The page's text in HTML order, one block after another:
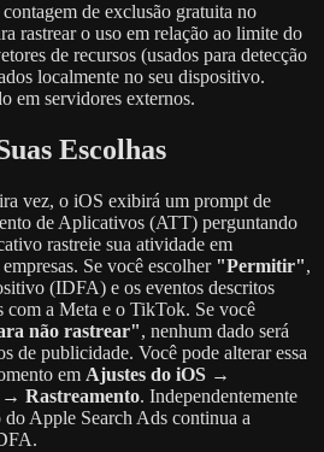
de exclusão gratuita no
rastrear o uso em relação ao limite do
de recursos (usados para detecção
localmente no seu dispositivo.
em servidores externos.
Escolhas
vez, o iOS exibirá um prompt de
de Aplicativos (ATT) perguntando
rastreie sua atividade em
Se você escolher "Permitir",
(IDFA) e os eventos descritos
com a Meta e o TikTok. Se você
não rastrear", nenhum dado será
de publicidade. Você pode alterar essa
em Ajustes do iOS →
→ Rastreamento. Independentemente
do Apple Search Ads continua a